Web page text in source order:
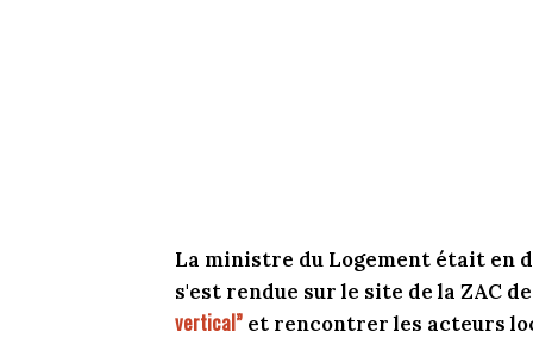
La ministre du Logement était en
s'est rendue sur le site de la ZAC
vertical” et rencontrer les acteurs